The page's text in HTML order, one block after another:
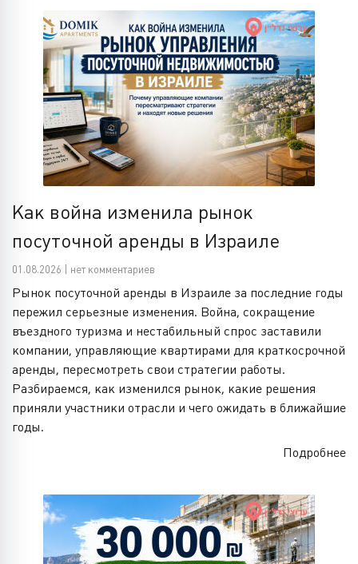
Как война изменила рынок
посуточной аренды в Израиле
01.08.2026 | нет комментариев
Рынок посуточной аренды в Израиле за последние годы
пережил серьезные изменения. Война, сокращение
въездного туризма и нестабильный спрос заставили
компании, управляющие квартирами для краткосрочной
аренды, пересмотреть свои стратегии работы.
Разбираемся, как изменился рынок, какие решения
приняли участники отрасли и чего ожидать в ближайшие
годы.
Подробнее